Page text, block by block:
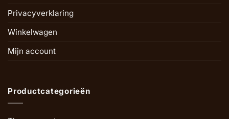
Privacyverklaring
Winkelwagen
Mijn account
Productcategorieën